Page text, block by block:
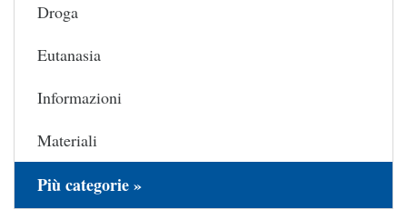
Droga
Eutanasia
Informazioni
Materiali
Più categorie »